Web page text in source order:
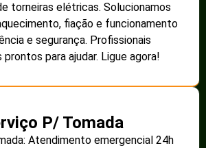
torneiras elétricas. Solucionamos
fiação e funcionamento
e segurança. Profissionais
para ajudar. Ligue agora!
P/ Tomada
Atendimento emergencial 24h